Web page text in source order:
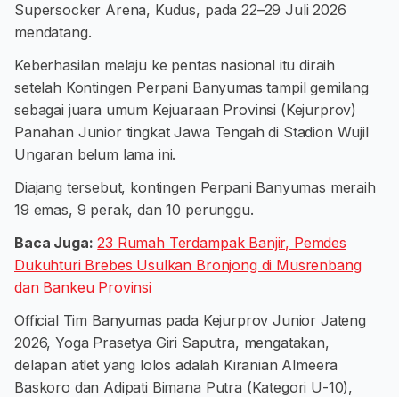
Supersocker Arena, Kudus, pada 22–29 Juli 2026
mendatang.
Keberhasilan melaju ke pentas nasional itu diraih
setelah Kontingen Perpani Banyumas tampil gemilang
sebagai juara umum Kejuaraan Provinsi (Kejurprov)
Panahan Junior tingkat Jawa Tengah di Stadion Wujil
Ungaran belum lama ini.
Diajang tersebut, kontingen Perpani Banyumas meraih
19 emas, 9 perak, dan 10 perunggu.
Baca Juga: 23 Rumah Terdampak Banjir, Pemdes
Dukuhturi Brebes Usulkan Bronjong di Musrenbang
dan Bankeu Provinsi
Official Tim Banyumas pada Kejurprov Junior Jateng
2026, Yoga Prasetya Giri Saputra, mengatakan,
delapan atlet yang lolos adalah Kiranian Almeera
Baskoro dan Adipati Bimana Putra (Kategori U-10),